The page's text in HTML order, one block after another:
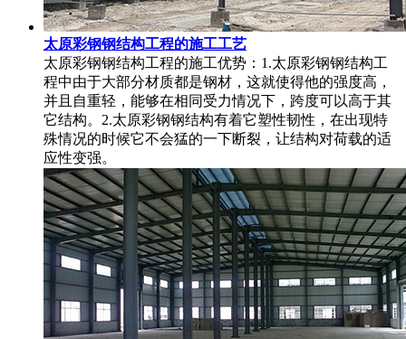
太原彩钢钢结构工程的施工工艺
太原彩钢钢结构工程的施工优势：1.太原彩钢钢结构工
程中由于大部分材质都是钢材，这就使得他的强度高，
并且自重轻，能够在相同受力情况下，跨度可以高于其
它结构。2.太原彩钢钢结构有着它塑性韧性，在出现特
殊情况的时候它不会猛的一下断裂，让结构对荷载的适
应性变强。